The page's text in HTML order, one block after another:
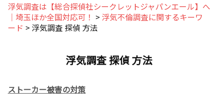
浮気調査は【総合探偵社シークレットジャパンエール】へ
｜埼玉ほか全国対応可！ > 浮気不倫調査に関するキーワ
ード > 浮気調査 探偵 方法
浮気調査 探偵 方法
ストーカー被害の対策